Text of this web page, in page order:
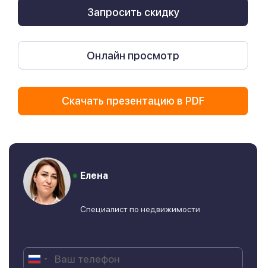
Запросить скидку
Онлайн просмотр
Скачать презентацию в PDF
Елена
Специалист по недвижимости